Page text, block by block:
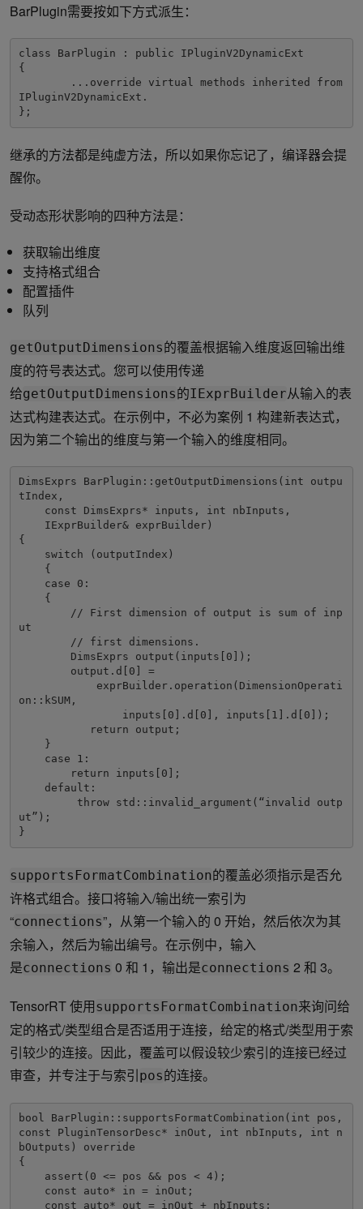
BarPlugin需要按如下方式派生：
class BarPlugin : public IPluginV2DynamicExt
{
IPluginV2DynamicExt.
};
继承的方法都是纯虚方法，所以如果你忘记了，编译器会提
醒你。
受动态形状影响的四种方法是：
获取输出维度
支持格式组合
配置插件
队列
getOutputDimensions的覆盖根据输入维度返回输出维
度的符号表达式。您可以使用传递
给getOutputDimensions的IExprBuilder从输入的表
达式构建表达式。在示例中，不必为案例 1 构建新表达式，
因为第二个输出的维度与第一个输入的维度相同。
DimsExprs BarPlugin::getOutputDimensions(int outpu
tIndex,
{
ut
on::kSUM,
ut”);
}
supportsFormatCombination的覆盖必须指示是否允
许格式组合。接口将输入/输出统一索引为
“connections”，从第一个输入的 0 开始，然后依次为其
余输入，然后为输出编号。在示例中，输入
是connections 0 和 1，输出是connections 2 和 3。
TensorRT 使用supportsFormatCombination来询问给
定的格式/类型组合是否适用于连接，给定的格式/类型用于索
引较少的连接。因此，覆盖可以假设较少索引的连接已经过
审查，并专注于与索引pos的连接。
bool BarPlugin::supportsFormatCombination(int pos,
const PluginTensorDesc* inOut, int nbInputs, int n
bOutputs) override
{